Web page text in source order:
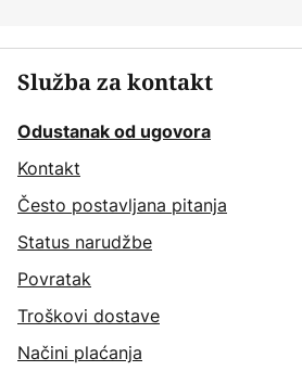
Služba za kontakt
Odustanak od ugovora
Kontakt
Često postavljana pitanja
Status narudžbe
Povratak
Troškovi dostave
Načini plaćanja